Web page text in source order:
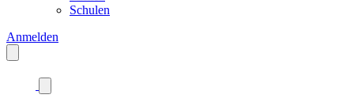
Schulen
Anmelden